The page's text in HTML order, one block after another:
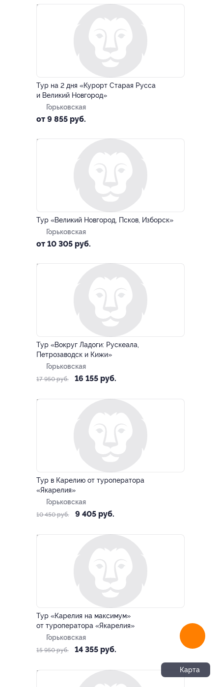
Карта
Тур на 2 дня «Курорт Старая Русса
и Великий Новгород»
Горьковская
от 9 855 руб.
Тур «Великий Новгород, Псков, Изборск»
Горьковская
от 10 305 руб.
Тур «Вокруг Ладоги: Рускеала,
Петрозаводск и Кижи»
Горьковская
17 950 руб. 16 155 руб.
Тур в Карелию от туроператора
«Якарелия»
Горьковская
10 450 руб. 9 405 руб.
Тур «Карелия на максимум»
от туроператора «Якарелия»
Горьковская
15 950 руб. 14 355 руб.